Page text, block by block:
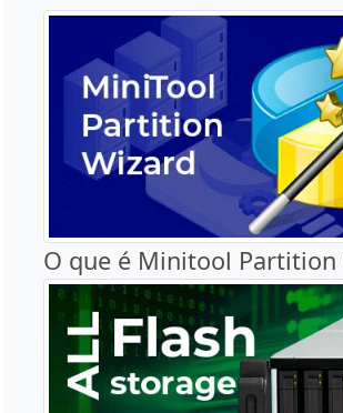
O que é Minitool Partition